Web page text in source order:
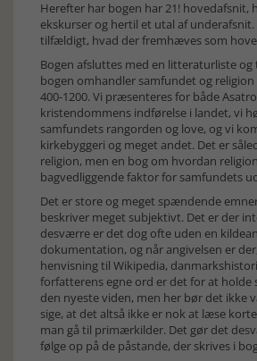
Herefter har bogen har 21! hovedafsnit,
ekskurser og hertil et utal af
tilfældigt, hvad der fremhæves som
Bogen afsluttes med en litteraturliste og
bogen omhandler samfundet og
400-1200. Vi præsenteres for både
kristendommens indførelse i landet, vi
samfundets rangorden og love, og vi
kirkebyggeri og meget andet. Det er
religion, men en bog om hvordan
bagvedliggende faktor for samfundets
Det er store og meget spændende
beskriver meget subjektivt. Det er der
desværre er det dog ofte uden en
dokumentation, og når angivelsen er
henvisning til Wikipedia,
forfatterens egne ord er det for at holde
den nyeste viden, men her bør det ikke
sige, at det altså ikke er nok at læse
man gå til primærkilder. Det gør det
følge op på de påstande, der skrives i